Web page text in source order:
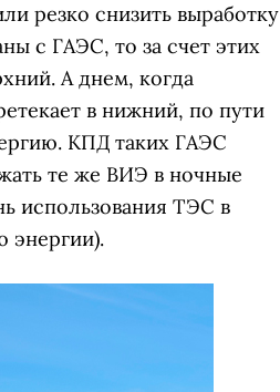
резко снизить выработку
с ГАЭС, то за счет этих
А днем, когда
в нижний, по пути
КПД таких ГАЭС
те же ВИЭ в ночные
использования ТЭС в
энергии).